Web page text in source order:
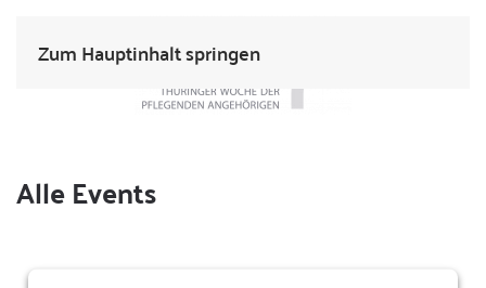
Zum Hauptinhalt springen
Alle Events